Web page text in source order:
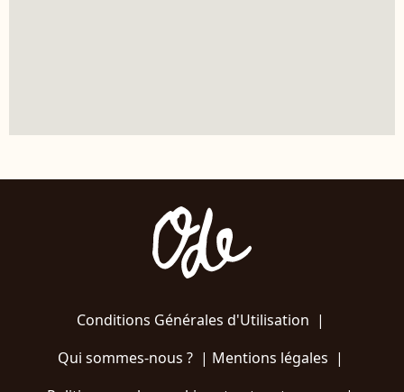
Conditions Générales d'Utilisation |
Qui sommes-nous ?| Mentions légales |